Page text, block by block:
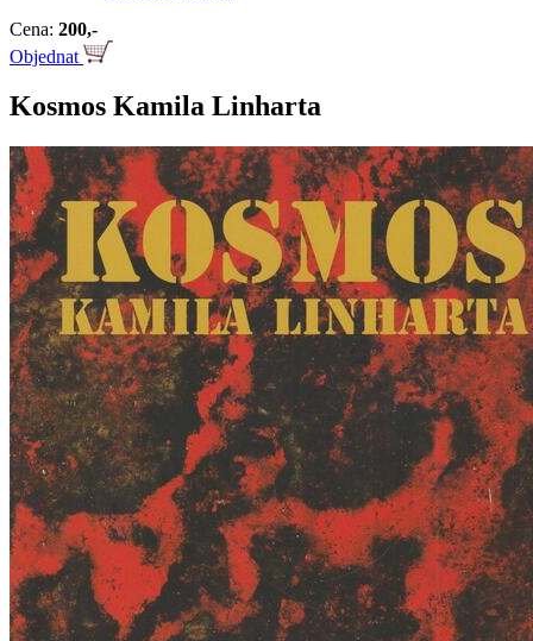
Cena: 200,-
Objednat
Kosmos Kamila Linharta